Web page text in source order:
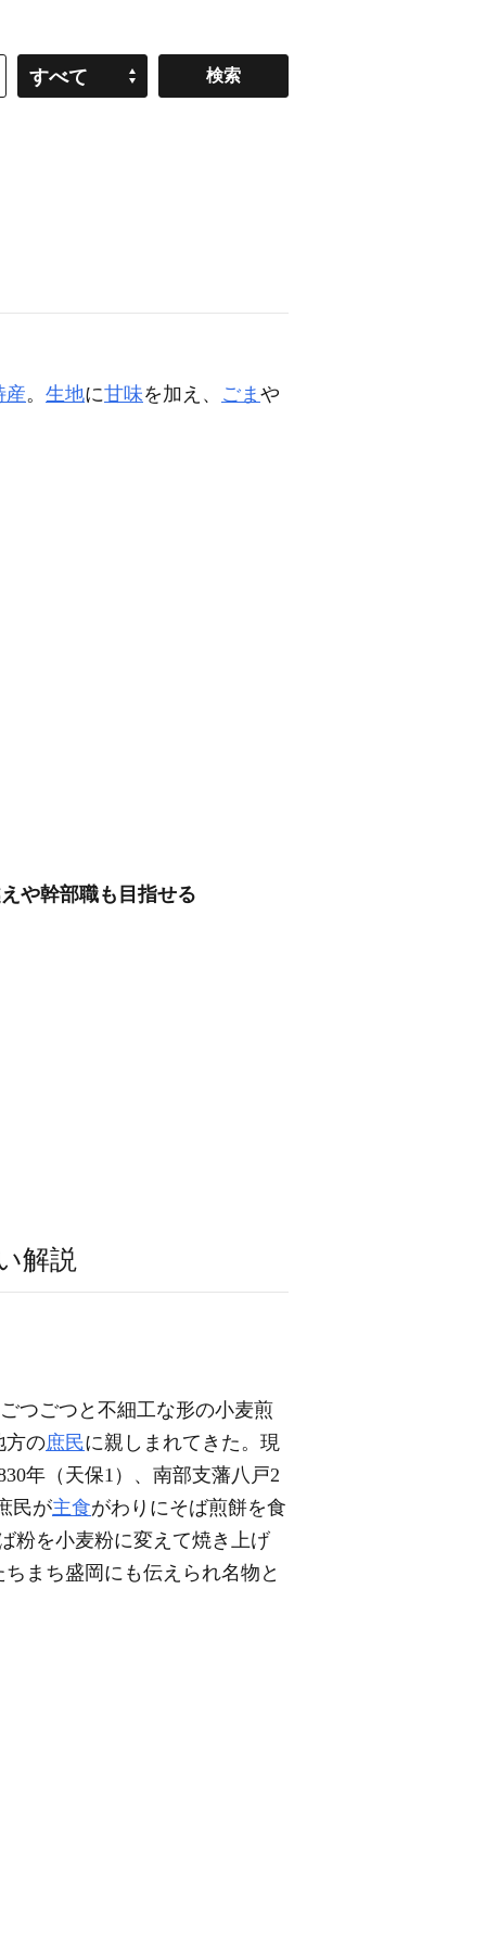
すべて
産。 生地に甘味を加え、 ごま や
や幹部職も目指せる
解説
つごつと不細工な形の小麦煎
方の庶民に親しまれてきた。現
年（天保1）、南部支藩八戸2
民が主食がわりにそば煎餅を食
粉を小麦粉に変えて焼き上げ
まち盛岡にも伝えられ名物と